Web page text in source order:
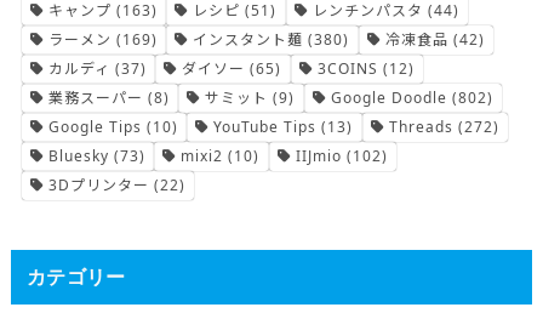
キャンプ (163) レシピ (51) レンチンパスタ (44)
ラーメン (169) インスタント麺 (380) 冷凍食品 (42)
カルディ (37) ダイソー (65) 3COINS (12)
業務スーパー (8) サミット (9) Google Doodle (802)
Google Tips (10) YouTube Tips (13) Threads (272)
Bluesky (73) mixi2 (10) IIJmio (102)
3Dプリンター (22)
カテゴリー